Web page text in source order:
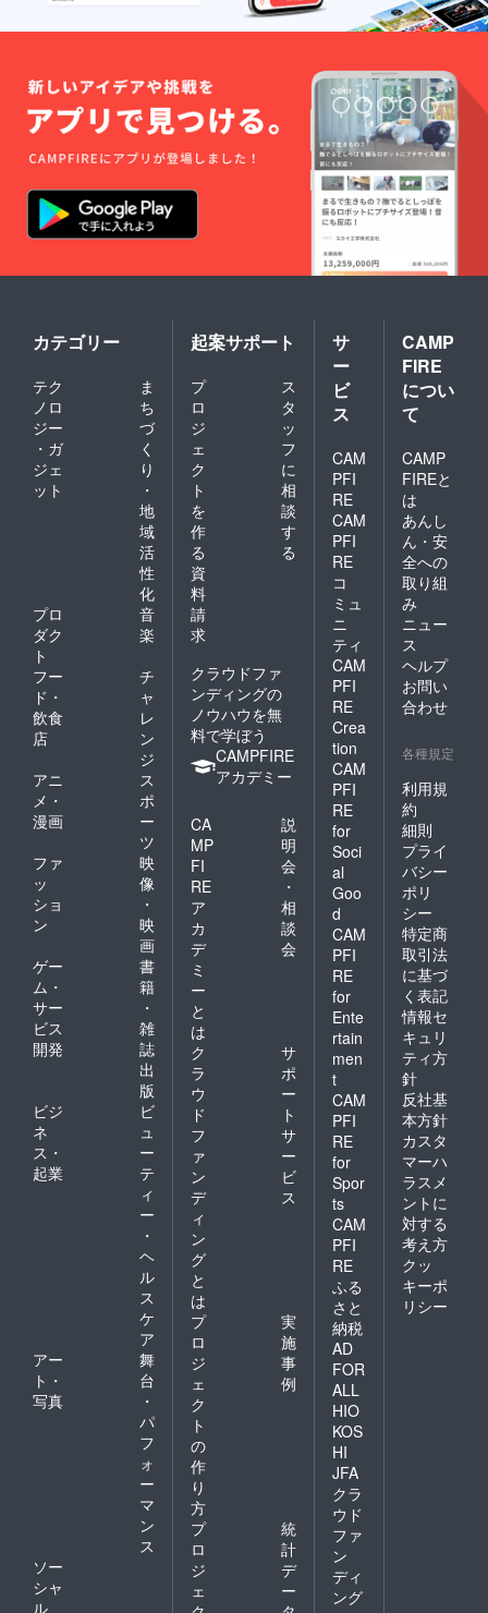
カテゴリー
テク
ノロ
ジー
・ガ
ジェ
ット
ま
ち
づ
く
り
・
地
域
活
性
化
プロ
ダク
ト
音
楽
フー
ド・
飲食
店
チ
ャ
レ
ン
ジ
アニ
メ・
漫画
ス
ポ
ー
ツ
ファ
ッ
ショ
ン
映
像
・
映
画
ゲー
ム・
サー
ビス
開発
書
籍
・
雑
誌
出
版
ビジ
ネ
ス・
起業
ビ
ュ
ー
テ
ィ
ー
・
ヘ
ル
ス
ケ
ア
アー
ト・
写真
舞
台
・
パ
フ
ォ
ー
マ
ン
ス
ソー
シャ
ル
起案サポート
プ
ロ
ジ
ェ
ク
ト
を
作
る
ス
タ
ッ
フ
に
相
談
す
る
資
料
請
求
クラウドファ
ンディングの
ノウハウを無
料で学ぼう
CAMPFIRE
アカデミー
CA
MP
FI
RE
ア
カ
デ
ミ
ー
と
は
説
明
会
・
相
談
会
ク
ラ
ウ
ド
フ
ァ
ン
デ
ィ
ン
グ
と
は
サ
ポ
ー
ト
サ
ー
ビ
ス
プ
ロ
ジ
ェ
ク
ト
の
作
り
方
実
施
事
例
プ
ロ
ジ
ェ
統
計
デ
ー
サ
ー
ビ
ス
CAM
PFI
RE
CAM
PFI
RE
コ
ミュ
ニ
ティ
CAM
PFI
RE
Crea
tion
CAM
PFI
RE
for
Soci
al
Goo
d
CAM
PFI
RE
for
Ente
rtain
men
t
CAM
PFI
RE
for
Spor
ts
CAM
PFI
RE
ふる
さと
納税
AD
FOR
ALL
HIO
KOS
HI
JFA
クラ
ウド
ファ
ン
ディ
ング
CAMP
FIRE
につい
て
CAMP
FIREと
は
あんし
ん・安
全への
取り組
み
ニュー
ス
ヘルプ
お問い
合わせ
各種規定
利用規
約
細則
プライ
バシー
ポリ
シー
特定商
取引法
に基づ
く表記
情報セ
キュリ
ティ方
針
反社基
本方針
カスタ
マーハ
ラスメ
ントに
対する
考え方
クッ
キーポ
リシー